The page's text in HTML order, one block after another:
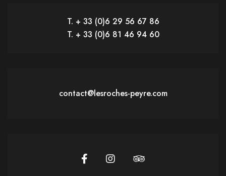
T. + 33 (0)6 29 56 67 86
T. + 33 (0)6 81 46 94 60
contact@lesroches-peyre.com